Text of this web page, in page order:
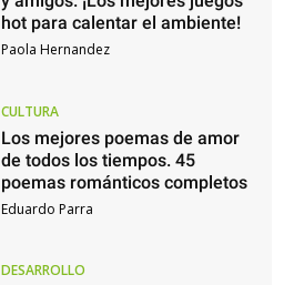
hot para calentar el ambiente!
Paola Hernandez
CULTURA
Los mejores poemas de amor
de todos los tiempos. 45
poemas románticos completos
Eduardo Parra
DESARROLLO